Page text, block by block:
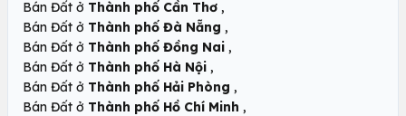
Bán Đất ở Thành phố Cần Thơ ,
Bán Đất ở Thành phố Đà Nẵng ,
Bán Đất ở Thành phố Đồng Nai ,
Bán Đất ở Thành phố Hà Nội ,
Bán Đất ở Thành phố Hải Phòng ,
Bán Đất ở Thành phố Hồ Chí Minh ,